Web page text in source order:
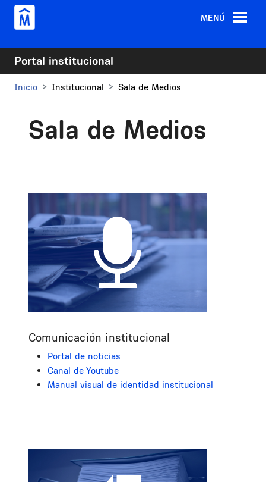
Pasar al contenido principal
MENÚ
Portal institucional
Inicio Institucional Sala de Medios
Sala de Medios
Comunicación institucional
Portal de noticias
Canal de Youtube
Manual visual de identidad institucional